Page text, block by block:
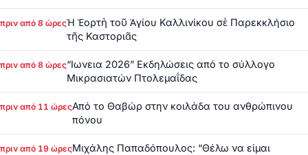
πριν από 8 ώρεςἩ Ἑορτὴ τοῦ Ἁγίου Καλλινίκου σὲ Παρεκκλήσιο
τῆς Καστοριᾶς
πριν από 8 ώρες“Ιωνεια 2026” Εκδηλώσεις από το σύλλογο
Μικρασιατών Πτολεμαΐδας
πριν από 11 ώρεςΑπό το Θαβώρ στην κοιλάδα του ανθρώπινου
πόνου
πριν από 19 ώρεςΜιχάλης Παπαδόπουλος: “Θέλω να είμαι